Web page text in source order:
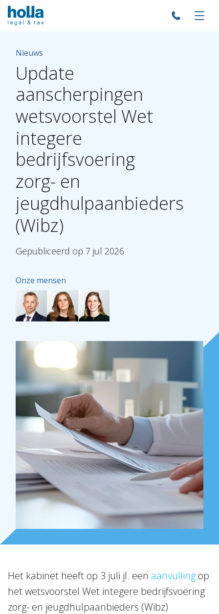
Over Holla
Onze mensen
Expertises
Internationaal
Nieuws
NL EN DE FR
Nieuws
Update
aanscherpingen
wetsvoorstel Wet
integere
bedrijfsvoering
zorg- en
jeugdhulpaanbieders
(Wibz)
Gepubliceerd op 7 jul 2026
Onze mensen
Het kabinet heeft op 3 juli jl. een aanvulling op
het wetsvoorstel Wet integere bedrijfsvoering
zorg- en jeugdhulpaanbieders (Wibz)